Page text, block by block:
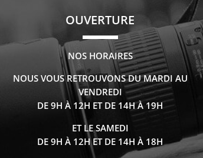
OUVERTURE
NOS HORAIRES
NOUS VOUS RETROUVONS DU MARDI AU
VENDREDI
DE 9H À 12H ET DE 14H À 19H
ET LE SAMEDI
DE 9H À 12H ET DE 14H À 18H